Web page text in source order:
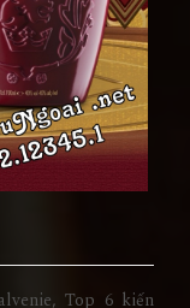
Top 6 kiến